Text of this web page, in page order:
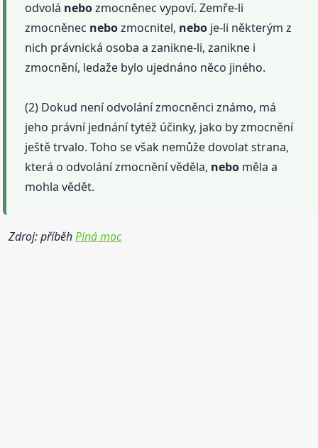
odvolá nebozmocněnec vypoví. Zemře-li
zmocněnec nebozmocnitel, nebo je-li některým z
nich právnická osoba a zanikne-li, zanikne i
zmocnění, ledaže bylo ujednáno něco jiného.
(2) Dokud není odvolání zmocněnci známo, má
jeho právní jednání tytéž účinky, jako by zmocnění
ještě trvalo. Toho se však nemůže dovolat strana,
která o odvolání zmocnění věděla, nebo měla a
mohla vědět.
Zdroj: příběhPlná moc